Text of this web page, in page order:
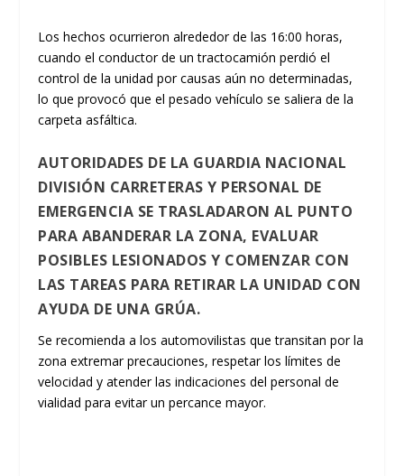
​Los hechos ocurrieronalrededor de las 16:00 horas,
cuando el conductor de un tractocamión perdió el
control de la unidad por causas aún no determinadas,
lo que provocó que el pesado vehículo se saliera de la
carpeta asfáltica.
AUTORIDADES DE LA GUARDIA NACIONAL
DIVISIÓN CARRETERAS Y PERSONAL DE
EMERGENCIA SE TRASLADARON AL PUNTO
PARA ABANDERAR LA ZONA, EVALUAR
POSIBLES LESIONADOS Y COMENZAR CON
LAS TAREAS PARA RETIRAR LA UNIDAD CON
AYUDA DE UNA GRÚA.
​Se recomienda a los automovilistas que transitan por la
zona extremar precauciones, respetar los límites de
velocidad y atender las indicaciones del personal de
vialidad para evitar un percance mayor.